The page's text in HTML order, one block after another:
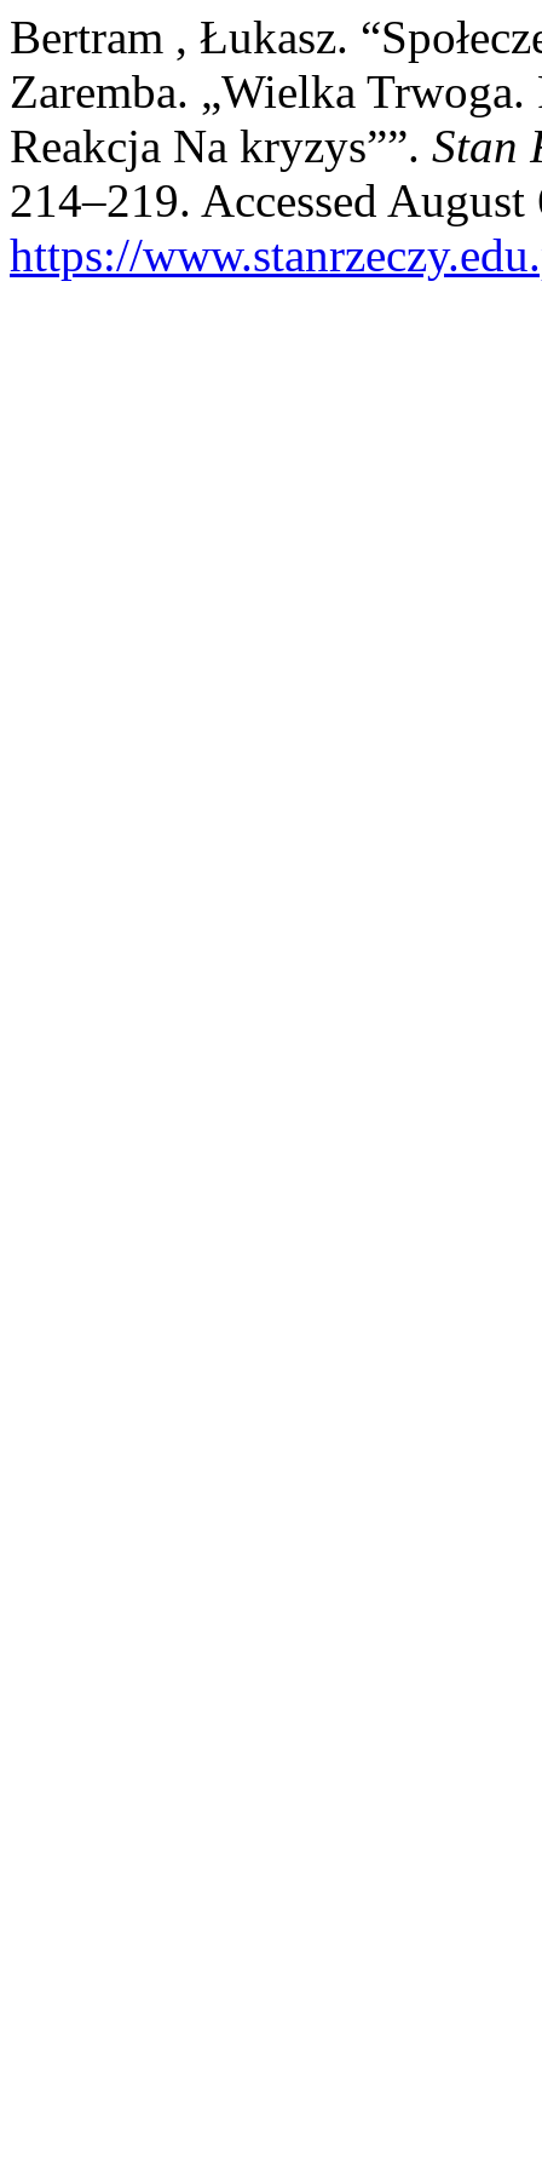
Bertram , Łukasz.
Zaremba. „Wielka
Reakcja Na kryzys””. Stan
214–219. Accessed
https://